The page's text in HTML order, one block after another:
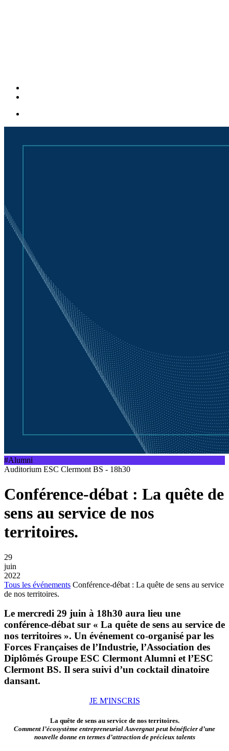
#Alumni
Auditorium ESC Clermont BS - 18h30
Conférence-débat : La quête de
sens au service de nos
territoires.
29
juin
2022
Tous les événements Conférence-débat : La quête de sens au service
de nos territoires.
Le mercredi 29 juin à 18h30 aura lieu une
conférence-débat sur « La quête de sens au service de
nos territoires ». Un événement co-organisé par les
Forces Françaises de l’Industrie, l’Association des
Diplômés Groupe ESC Clermont Alumni et l’ESC
Clermont BS. Il sera suivi d’un cocktail dinatoire
dansant.
JE M'INSCRIS
La quête de sens au service de nos territoires.
Comment l’écosystème entrepreneurial Auvergnat peut bénéficier d’une
nouvelle donne en termes d’attraction de précieux talents